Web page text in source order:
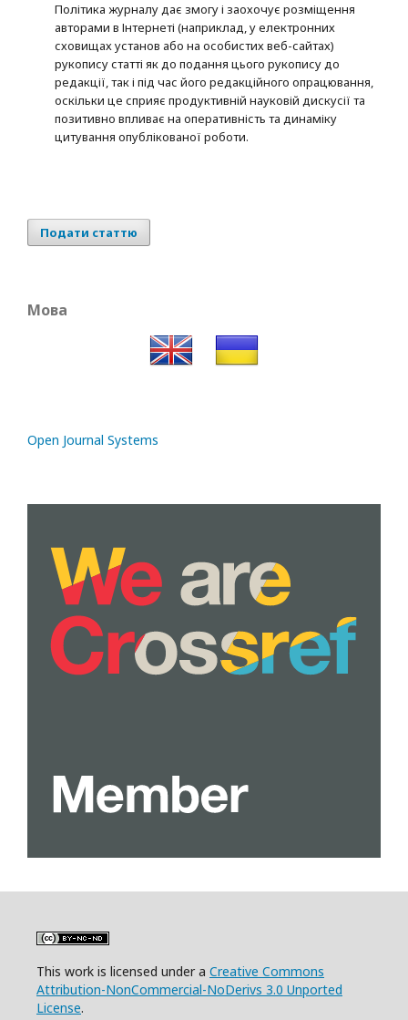
Політика журналу дає змогу і заохочує розміщення
авторами в Інтернеті (наприклад, у електронних
сховищах установ або на особистих веб-сайтах)
рукопису статті як до подання цього рукопису до
редакції, так і під час його редакційного опрацювання,
оскільки це сприяє продуктивній науковій дискусії та
позитивно впливає на оперативність та динаміку
цитування опублікованої роботи.
Подати статтю
Мова
Open Journal Systems
This work is licensed under a Creative Commons
Attribution-NonCommercial-NoDerivs 3.0 Unported
License.